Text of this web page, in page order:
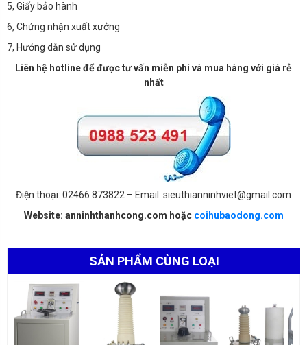
5, Giấy bảo hành
6, Chứng nhận xuất xưởng
7, Hướng dẫn sử dụng
Liên hệ hotline để được tư vấn miễn phí và mua hàng với giá rẻ
nhất
Điện thoại: 02466 873822 – Email: sieuthianninhviet@gmail.com
Website: anninhthanhcong.com hoặc coihubaodong.com
SẢN PHẨM CÙNG LOẠI